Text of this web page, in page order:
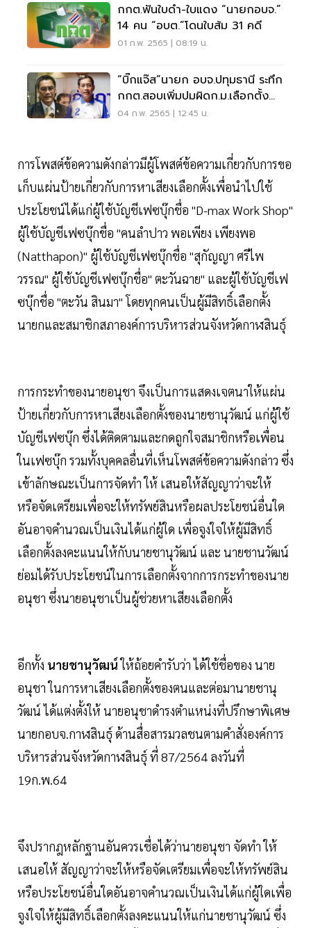
กกต.ฟันใบดำ-ใบแดง “นายกอบจ.”
14 คน “อบต.”โดนใบส้ม 31 คดี
01 ก.พ. 2565 | 08:19 น.
“บิ๊กแจ๊ส”นายก อบจ.ปทุมธานี ระทึก
กกต.สอบเพิ่มปมผิดก.ม.เลือกตั้ง
ท้องถิ่น
04 ก.พ. 2565 | 12:45 น.
การโพสต์ข้อความดังกล่าวมีผู้โพสต์ข้อความเกี่ยวกับการขอ
เก็บแผ่นป้ายเกี่ยวกับการหาเสียงเลือกตั้งเพื่อนำไปใช้
ประโยชน์ได้แก่ผู้ใช้บัญชีเฟซบุ๊กชื่อ "D-max Work Shop"
ผู้ใช้บัญชีเฟซบุ๊กชื่อ "คนลำปาว พอเพียง เพียงพอ
(Natthapon)" ผู้ใช้บัญชีเฟซบุ๊กชื่อ "สุกัญญา ศรีไพ
วรรณ" ผู้ใช้บัญชีเฟซบุ๊กชื่อ" ตะวันฉาย" และผู้ใช้บัญชีเฟ
ซบุ๊กชื่อ "ตะวัน สินมา" โดยทุกคนเป็นผู้มีสิทธิ์เลือกตั้ง
นายกและสมาชิกสภาองค์การบริหารส่วนจังหวัดกาฬสินธุ์
การกระทำของนายอนุชา จึงเป็นการแสดงเจตนาให้แผ่น
ป้ายเกี่ยวกับการหาเสียงเลือกตั้งของนายชานุวัฒน์ แก่ผู้ใช้
บัญชีเฟซบุ๊ก ซึ่งได้ติดตามและกดถูกใจสมาชิกหรือเพื่อน
ในเฟซบุ๊ก รวมทั้งบุคคลอื่นที่เห็นโพสต์ข้อความดังกล่าว ซึ่ง
เข้าลักษณะเป็นการจัดทำ ให้ เสนอให้สัญญาว่าจะให้
หรือจัดเตรียมเพื่อจะให้ทรัพย์สินหรือผลประโยชน์อื่นใด
อันอาจคำนวณเป็นเงินได้แก่ผู้ใด เพื่อจูงใจให้ผู้มีสิทธิ์
เลือกตั้งลงคะแนนให้กับนายชานุวัฒน์ และ นายชานวัฒน์
ย่อมได้รับประโยชน์ในการเลือกตั้งจากการกระทำของนาย
อนุชา ซึ่งนายอนุชาเป็นผู้ช่วยหาเสียงเลือกตั้ง
อีกทั้ง นายชานุวัฒน์ให้ถ้อยคำรับว่า ได้ใช้ชื่อของ นาย
อนุชา ในการหาเสียงเลือกตั้งของตนและต่อมานายชานุ
วัฒน์ ได้แต่งตั้งให้ นายอนุชาดำรงตำแหน่งที่ปรึกษาพิเศษ
นายกอบจ.กาฬสินธุ์ ด้านสื่อสารมวลชนตามคำสั่งองค์การ
บริหารส่วนจังหวัดกาฬสินธุ์ ที่ 87/2564 ลงวันที่
19ก.พ.64
จึงปรากฎหลักฐานอันควรเชื่อได้ว่านายอนุชา จัดทำ ให้
เสนอให้ สัญญาว่าจะให้หรือจัดเตรียมเพื่อจะให้ทรัพย์สิน
หรือประโยชน์อื่นใดอันอาจคำนวณเป็นเงินได้แก่ผู้ใดเพื่อ
จูงใจให้ผู้มีสิทธิ์เลือกตั้งลงคะแนนให้แก่นายชานุวัฒน์ ซึ่ง